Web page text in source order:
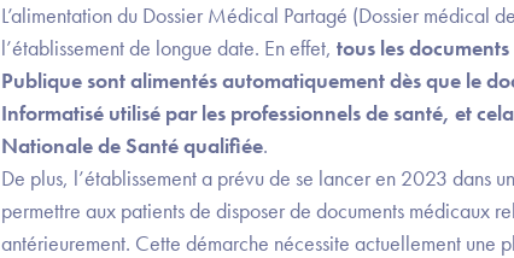
L’alimentation du Dossier Médical Partagé (Dossier médical
l’établissement de longue date. En effet, tous les
Publique sont alimentés automatiquement dès que le
Informatisé utilisé par les professionnels de santé, et
Nationale de Santé qualifiée.
De plus, l’établissement a prévu de se lancer en 2023 dans
permettre aux patients de disposer de documents médicaux
antérieurement. Cette démarche nécessite actuellement une